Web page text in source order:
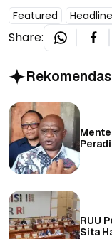
Featured Headline
Share:
RUU
Sita